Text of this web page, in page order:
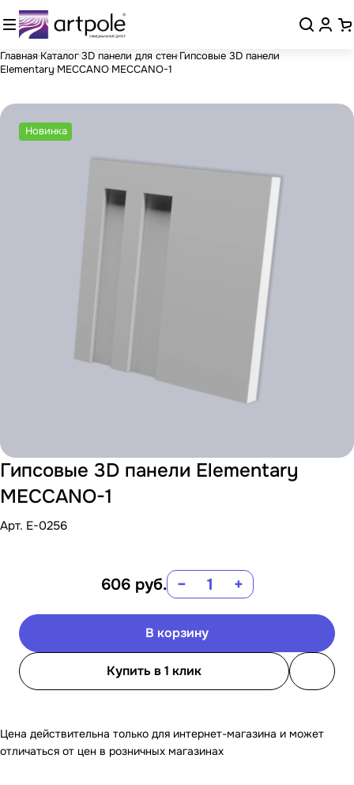
Главная Каталог3D панели для стен Гипсовые 3D панели
Elementary MECCANO MECCANO-1
Новинка
Гипсовые 3D панели Elementary
MECCANO-1
Арт. E-0256
606 руб. − +
В корзину
Купить в 1 клик
Цена действительна только для интернет-магазина и может
отличаться от цен в розничных магазинах